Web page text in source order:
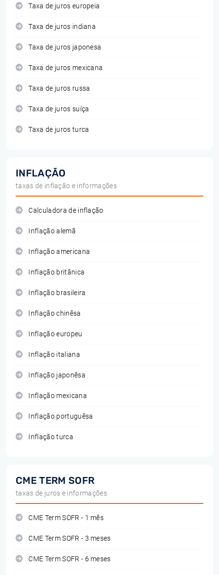
Taxa de juros europeia
Taxa de juros indiana
Taxa de juros japonesa
Taxa de juros mexicana
Taxa de juros russa
Taxa de juros suíça
Taxa de juros turca
INFLAÇÃO
taxas de inflação e informações
Calculadora de inflação
Inflação alemã
Inflação americana
Inflação britânica
Inflação brasileira
Inflação chinêsa
Inflação europeu
Inflação italiana
Inflação japonêsa
Inflação mexicana
Inflação portuguêsa
Inflação turca
CME TERM SOFR
taxas de juros e informações
CME Term SOFR - 1 mês
CME Term SOFR - 3 meses
CME Term SOFR - 6 meses